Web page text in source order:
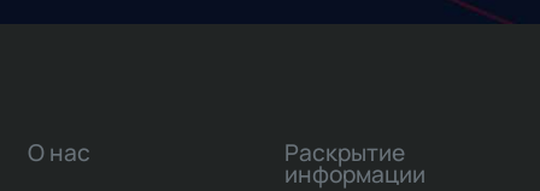
О нас Раскрытие
информации